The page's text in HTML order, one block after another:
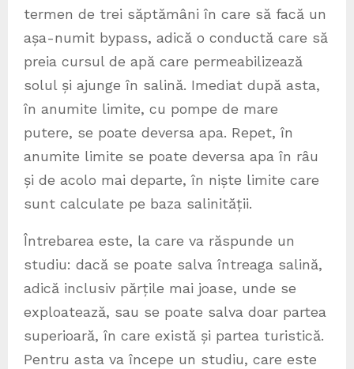
termen de trei săptămâni în care să facă un
așa-numit bypass, adică o conductă care să
preia cursul de apă care permeabilizează
solul și ajunge în salină. Imediat după asta,
în anumite limite, cu pompe de mare
putere, se poate deversa apa. Repet, în
anumite limite se poate deversa apa în râu
și de acolo mai departe, în niște limite care
sunt calculate pe baza salinității.
Întrebarea este, la care va răspunde un
studiu: dacă se poate salva întreaga salină,
adică inclusiv părțile mai joase, unde se
exploatează, sau se poate salva doar partea
superioară, în care există și partea turistică.
Pentru asta va începe un studiu, care este